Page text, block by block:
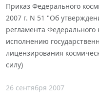
Приказ Федерального
2007 г. N 51 "Об
регламента Федерального
исполнению
лицензирования
силу)
26 сентября 2007